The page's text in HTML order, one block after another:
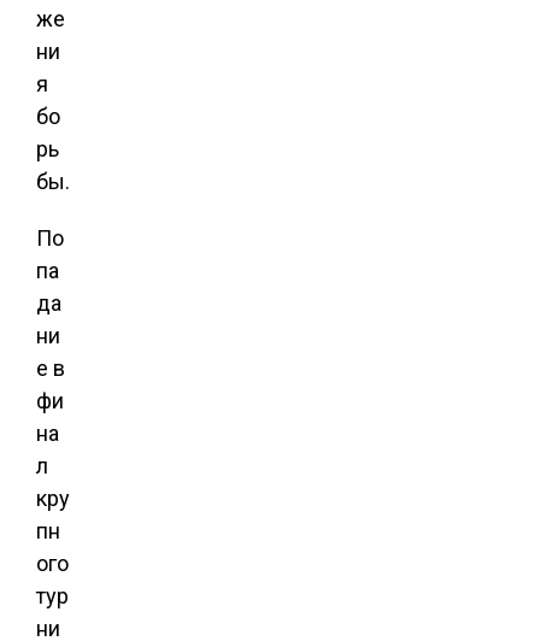
же
ни
я
бо
рь
бы.
По
па
да
ни
е в
фи
на
л
кру
пн
ого
тур
ни